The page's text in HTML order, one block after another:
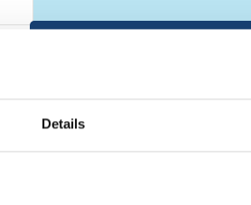
Details
Specificaties